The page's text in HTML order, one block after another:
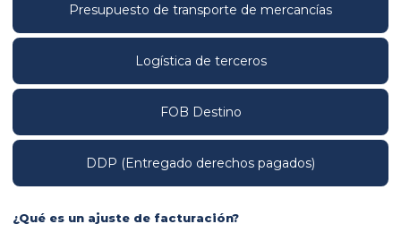
Presupuesto de transporte de mercancías
Logística de terceros
FOB Destino
DDP (Entregado derechos pagados)
¿Qué es un ajuste de facturación?